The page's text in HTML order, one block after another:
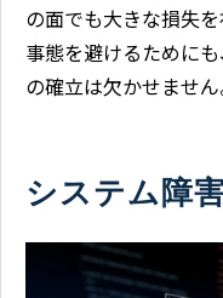
の面でも大きな損失
事態を避けるために
の確立は欠かせません
システム障